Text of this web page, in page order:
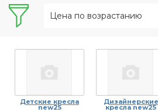
Цена по возрастанию
Детские кресла
new25
Дизайнерские
кресла new25